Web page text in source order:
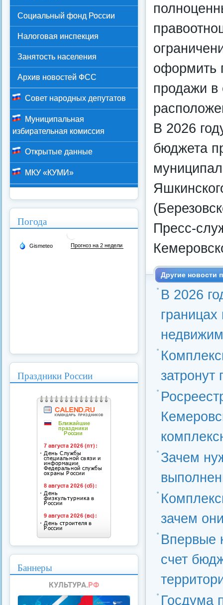
оформить
продажи в
В 2026
бюджета
Пресс-
Другие новости
В 2026
границах
затронут
Зачем
зачем
Впервые
счет
Госдума
Социальный фонд России
Налоговая инспекция
Занятость населения
Архив новостей ФСС
Совет народных депутатов
Муниципальная
избирательная комиссия
Открытые данные
МКУ «КУМИ»
Погода
Праздники России
Баннеры